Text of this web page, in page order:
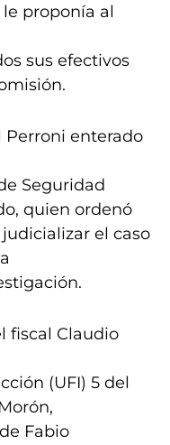
proponía al
sus efectivos
Perroni enterado
Seguridad
quien ordenó
el caso
fiscal Claudio
(UFI) 5 del
Fabio